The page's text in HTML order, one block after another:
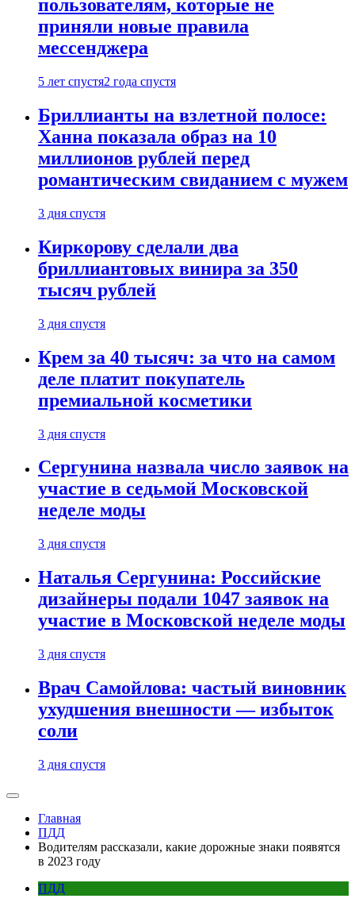
пользователям, которые не
приняли новые правила
мессенджера
5 лет спустя2 года спустя
Бриллианты на взлетной полосе:
Ханна показала образ на 10
миллионов рублей перед
романтическим свиданием с мужем
3 дня спустя
Киркорову сделали два
бриллиантовых винира за 350
тысяч рублей
3 дня спустя
Крем за 40 тысяч: за что на самом
деле платит покупатель
премиальной косметики
3 дня спустя
Сергунина назвала число заявок на
участие в седьмой Московской
неделе моды
3 дня спустя
Наталья Сергунина: Российские
дизайнеры подали 1047 заявок на
участие в Московской неделе моды
3 дня спустя
Врач Самойлова: частый виновник
ухудшения внешности — избыток
соли
3 дня спустя
Главная
ПДД
Водителям рассказали, какие дорожные знаки появятся
в 2023 году
ПДД